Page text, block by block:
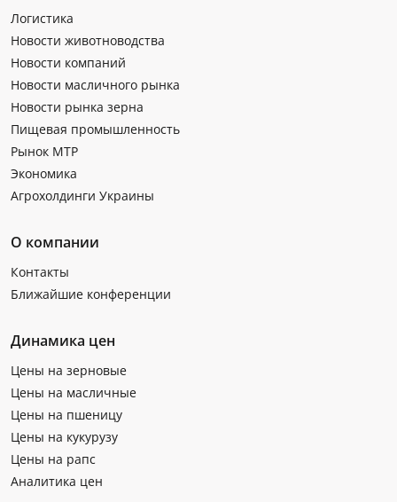
Логистика
Новости животноводства
Новости компаний
Новости масличного рынка
Новости рынка зерна
Пищевая промышленность
Рынок МТР
Экономика
Агрохолдинги Украины
О компании
Контакты
Ближайшие конференции
Динамика цен
Цены на зерновые
Цены на масличные
Цены на пшеницу
Цены на кукурузу
Цены на рапс
Аналитика цен